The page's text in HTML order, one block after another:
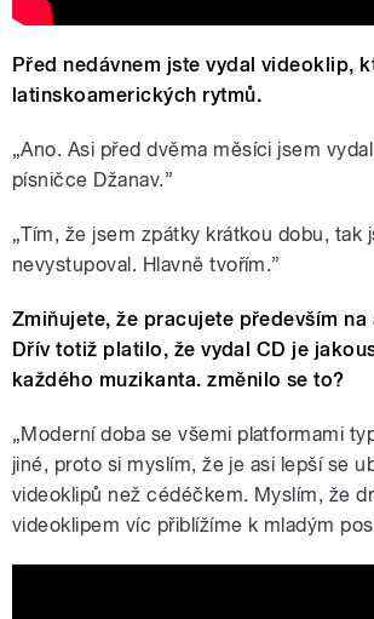
Před nedávnem jste vydal videoklip,
latinskoamerických rytmů.
„Ano. Asi před dvěma měsíci jsem
písničce Džanav.”
„Tím, že jsem zpátky krátkou dobu, tak
nevystupoval. Hlavně tvořím.”
Zmiňujete, že pracujete především
Dřív totiž platilo, že vydal CD je
každého muzikanta. změnilo se to?
„Moderní doba se všemi platformami
jiné, proto si myslím, že je asi lepší se
videoklipů než cédéčkem. Myslím, že
videoklipem víc přiblížíme k mladým